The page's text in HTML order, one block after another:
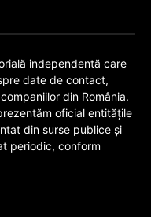
independentă care
date de contact,
din România.
oficial entitățile
din surse publice și
periodic, conform